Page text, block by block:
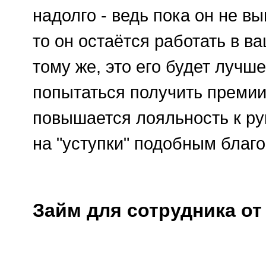
надолго - ведь пока он не
то он остаётся работать в
тому же, это его будет
попытаться получить
повышается лояльность к
на "уступки" подобным
Займ для сотрудника